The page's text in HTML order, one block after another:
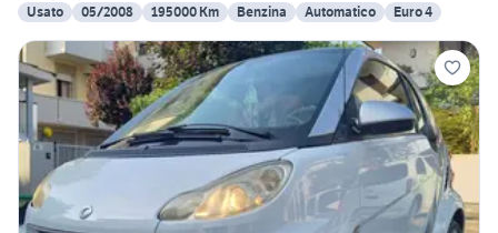
Usato
05/2008 195000 Km Benzina Automatico Euro 4